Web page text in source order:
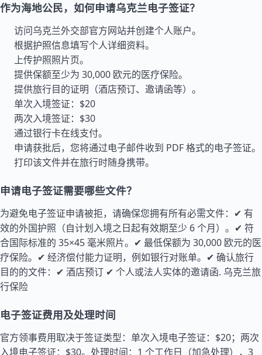
作为海地公民，如何申请乌克兰电子签证？
访问乌克兰外交部官方网站并创建个人账户。
根据护照信息填写个人详细资料。
上传护照照片页。
提供保额至少为 30,000 欧元的医疗保险。
提供旅行目的证明（酒店预订、邀请函等）。
单次入境签证：$20
两次入境签证：$30
通过银行卡在线支付。
申请获批后，您将通过电子邮件收到 PDF 格式的电子签证。
打印该文件并在旅行时随身携带。
申请电子签证需要哪些文件？
为避免电子签证申请被拒，请确保您拥有所有必需文件：✔ 有
效的外国护照（自计划入境之日起有效期至少 6 个月）。✔ 符
合国际标准的 35×45 毫米照片。✔ 最低保额为 30,000 欧元的医
疗保险。✔ 经济偿付能力证明，例如银行对账单。✔ 确认旅行
目的的文件：✔ 酒店预订 ✔ 个人或法人实体的邀请函. 乌克兰旅
行保险
电子签证费用及处理时间
官方领事费用取决于签证类型：单次入境电子签证：$20；两次
入境电子签证：$30。处理时间：1 个工作日（加急处理），3